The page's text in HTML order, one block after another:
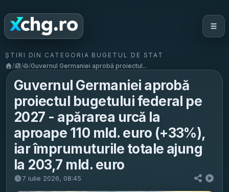
ȘTIRI DIN CATEGORIA BUGETUL DE STAT
/
/ /Guvernul Germaniei aprobă proiectul...
Guvernul Germaniei aprobă
proiectul bugetului federal pe
2027 - apărarea urcă la
aproape 110 mld. euro (+33%),
iar împrumuturile totale ajung
la 203,7 mld. euro
7 iulie 2026, 08:45